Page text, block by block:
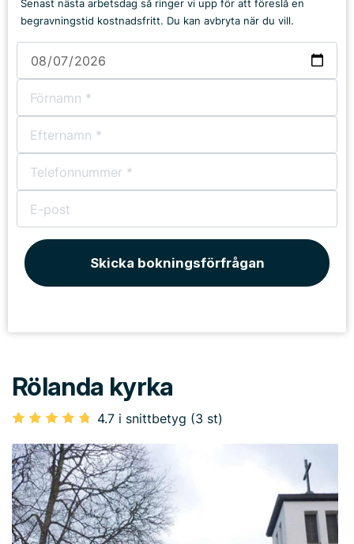
Senast nästa arbetsdag så ringer vi upp för att föreslå en
begravningstid kostnadsfritt. Du kan avbryta när du vill.
Skicka bokningsförfrågan
Rölanda kyrka
4.7 i snittbetyg (3 st)